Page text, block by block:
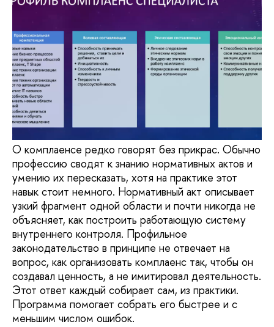
О комплаенсе редко говорят без прикрас. Обычно
профессию сводят к знанию нормативных актов и
умению их пересказать, хотя на практике этот
навык стоит немного. Нормативный акт описывает
узкий фрагмент одной области и почти никогда не
объясняет, как построить работающую систему
внутреннего контроля. Профильное
законодательство в принципе не отвечает на
вопрос, как организовать комплаенс так, чтобы он
создавал ценность, а не имитировал деятельность.
Этот ответ каждый собирает сам, из практики.
Программа помогает собрать его быстрее и с
меньшим числом ошибок.